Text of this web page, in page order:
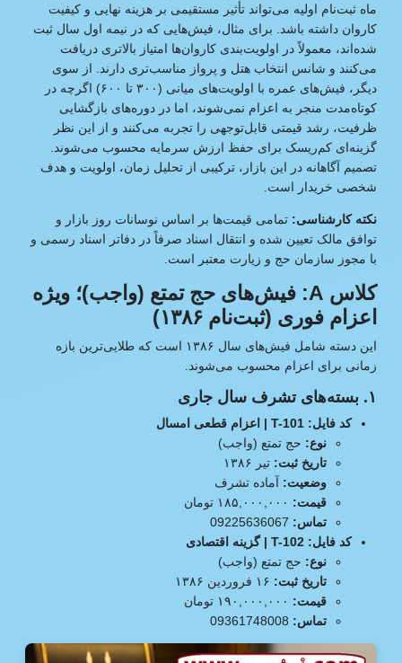
ماه ثبت‌نام اولیه می‌تواند تأثیر مستقیمی بر هزینه نهایی و کیفیت
کاروان داشته باشد. برای مثال، فیش‌هایی که در نیمه اول سال ثبت
شده‌اند، معمولاً در اولویت‌بندی کاروان‌ها امتیاز بالاتری دریافت
می‌کنند و شانس انتخاب هتل و پرواز مناسب‌تری دارند. از سوی
دیگر، فیش‌های عمره با اولویت‌های میانی (۳۰۰ تا ۶۰۰) اگرچه در
کوتاه‌مدت منجر به اعزام نمی‌شوند، اما در دوره‌های بازگشایی
ظرفیت، رشد قیمتی قابل‌توجهی را تجربه می‌کنند و از این نظر
گزینه‌ای کم‌ریسک برای حفظ ارزش سرمایه محسوب می‌شوند.
تصمیم آگاهانه در این بازار، ترکیبی از تحلیل زمان، اولویت و هدف
شخصی خریدار است.
نکته کارشناسی: تمامی قیمت‌ها بر اساس نوسانات روز بازار و
توافق مالک تعیین شده و انتقال اسناد صرفاً در دفاتر اسناد رسمی و
با مجوز سازمان حج و زیارت معتبر است.
کلاس A: فیش‌های حج تمتع (واجب)؛ ویژه
اعزام فوری (ثبت‌نام ۱۳۸۶)
این دسته شامل فیش‌های سال ۱۳۸۶ است که طلایی‌ترین بازه
زمانی برای اعزام محسوب می‌شوند.
۱. بسته‌های تشرف سال جاری
کد فایل: T-101 | اعزام قطعی امسال
نوع: حج تمتع (واجب)
تاریخ ثبت: تیر ۱۳۸۶
وضعیت: آماده تشرف
قیمت:
تماس:
کد فایل: T-102 | گزینه اقتصادی
نوع: حج تمتع (واجب)
تاریخ ثبت:
قیمت:
تماس: